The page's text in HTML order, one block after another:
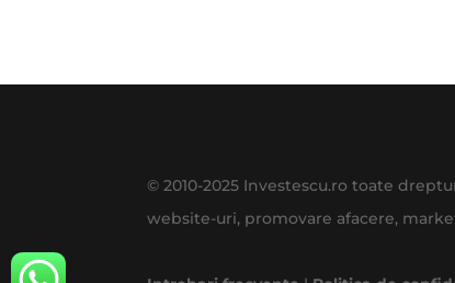
© 2010-2025 Investescu.ro toate
website-uri, promovare afacere,